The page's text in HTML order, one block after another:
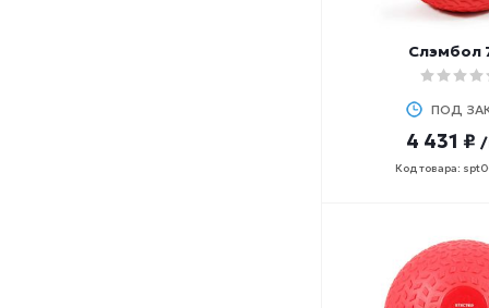
Слэмбол
ПОД
4 431 ₽
Код товара: